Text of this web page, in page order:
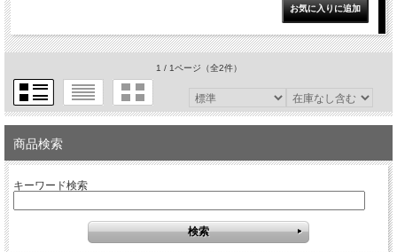
1 / 1ページ （全2件）
商品検索
キーワード検索